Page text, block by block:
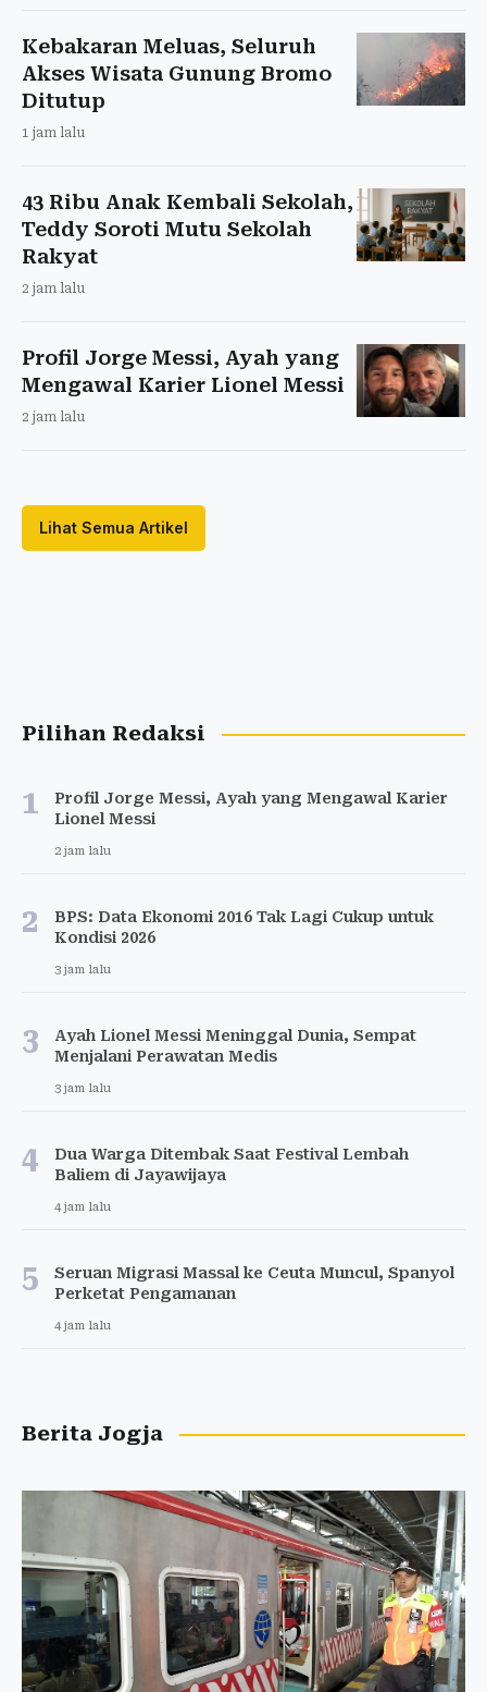
Kebakaran Meluas, Seluruh
Akses Wisata Gunung Bromo
Ditutup
1 jam lalu
43 Ribu Anak Kembali Sekolah,
Teddy Soroti Mutu Sekolah
Rakyat
2 jam lalu
Profil Jorge Messi, Ayah yang
Mengawal Karier Lionel Messi
2 jam lalu
Lihat Semua Artikel
Pilihan Redaksi
1
Profil Jorge Messi, Ayah yang Mengawal Karier
Lionel Messi
2 jam lalu
2
BPS: Data Ekonomi 2016 Tak Lagi Cukup untuk
Kondisi 2026
3 jam lalu
3
Ayah Lionel Messi Meninggal Dunia, Sempat
Menjalani Perawatan Medis
3 jam lalu
4
Dua Warga Ditembak Saat Festival Lembah
Baliem di Jayawijaya
4 jam lalu
5
Seruan Migrasi Massal ke Ceuta Muncul, Spanyol
Perketat Pengamanan
4 jam lalu
Berita Jogja